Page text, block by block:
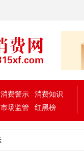
消费警示 消费知识
市场监管 红黑榜